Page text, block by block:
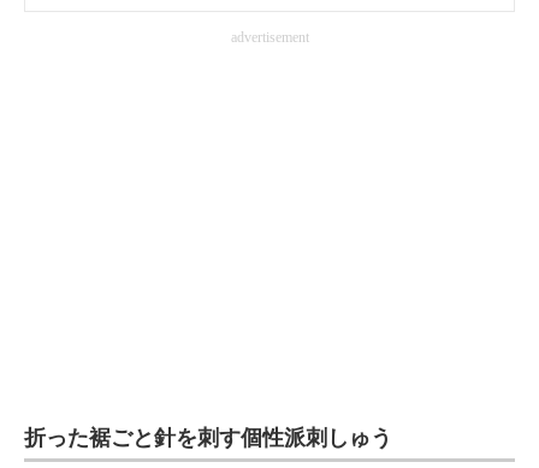
advertisement
折った裾ごと針を刺す個性派刺しゅう